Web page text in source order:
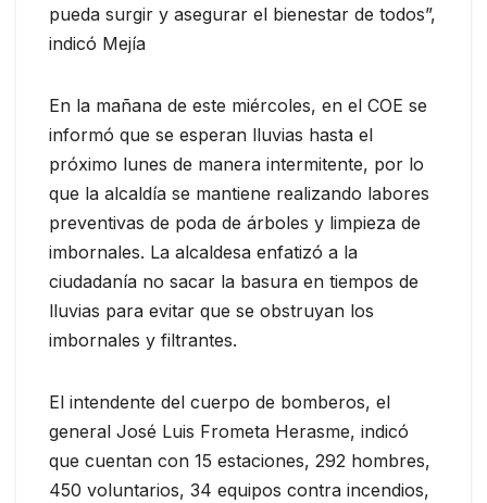
pueda surgir y asegurar el bienestar de todos”,
indicó Mejía
En la mañana de este miércoles, en el COE se
informó que se esperan lluvias hasta el
próximo lunes de manera intermitente, por lo
que la alcaldía se mantiene realizando labores
preventivas de poda de árboles y limpieza de
imbornales. La alcaldesa enfatizó a la
ciudadanía no sacar la basura en tiempos de
lluvias para evitar que se obstruyan los
imbornales y filtrantes.
El intendente del cuerpo de bomberos, el
general José Luis Frometa Herasme, indicó
que cuentan con 15 estaciones, 292 hombres,
450 voluntarios, 34 equipos contra incendios,